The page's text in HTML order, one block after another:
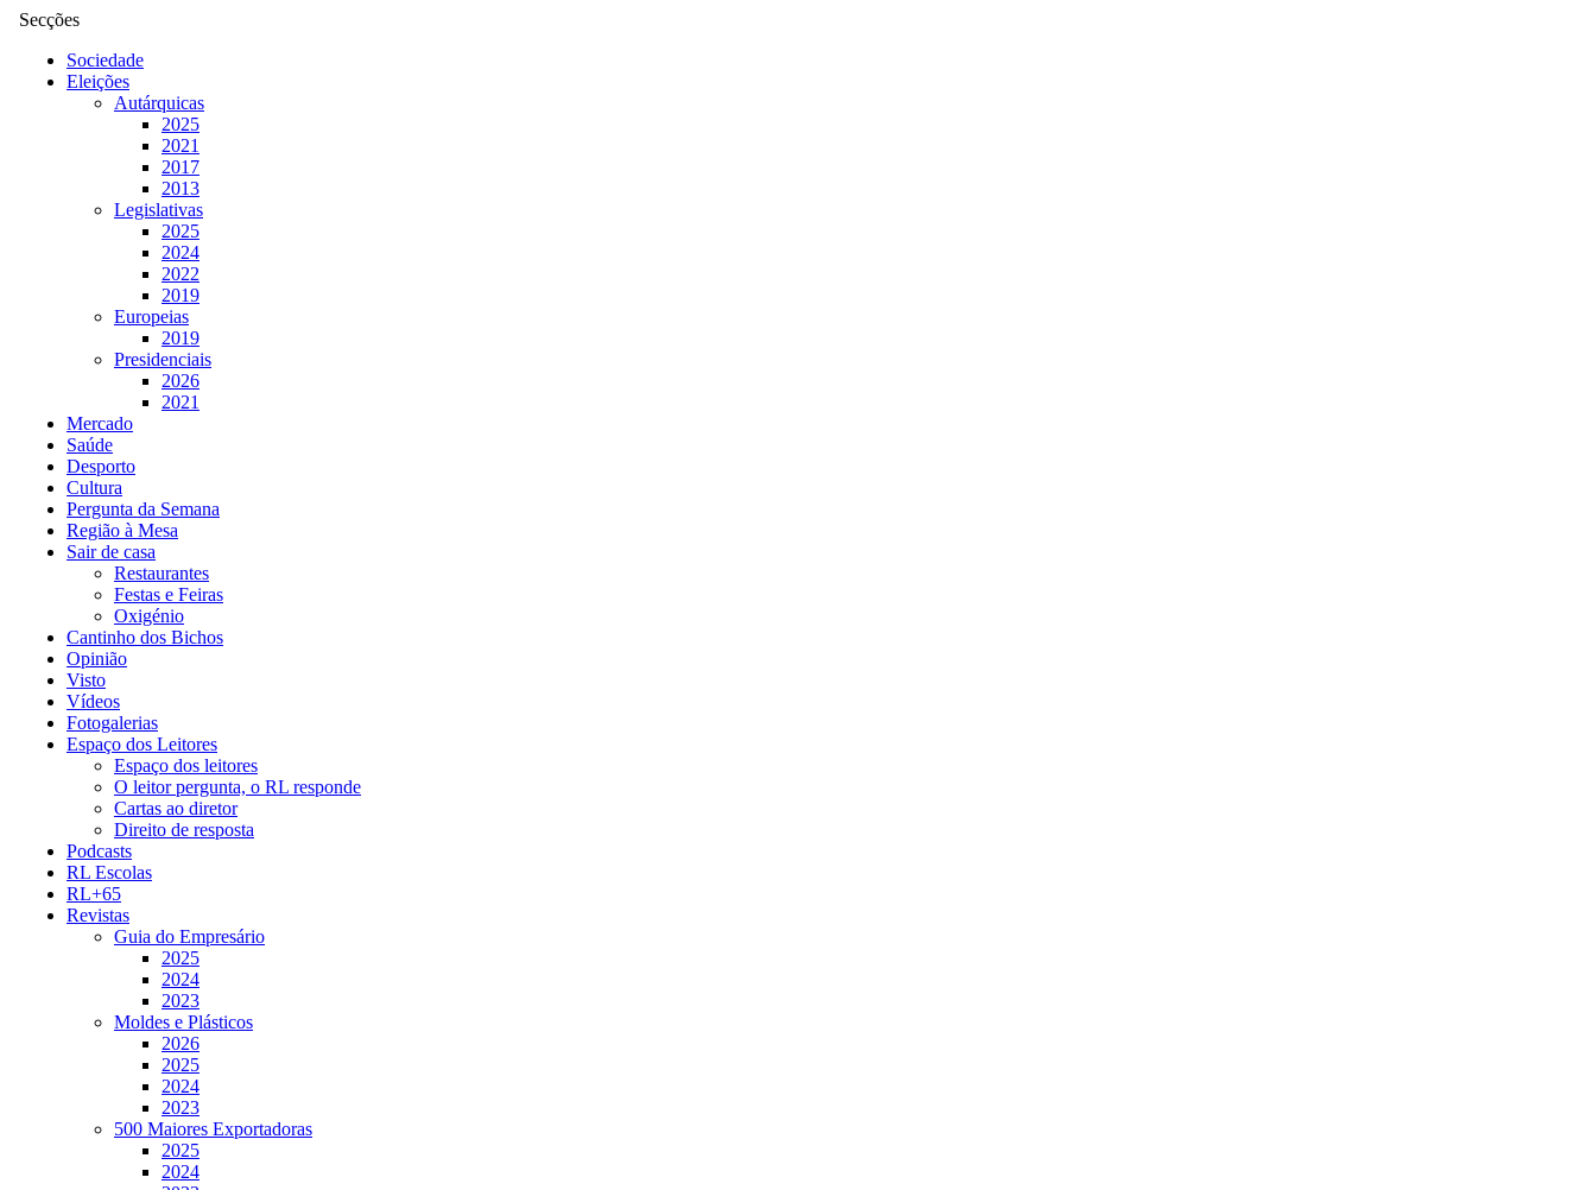
Secções
Sociedade
Eleições
Autárquicas
2025
2021
2017
2013
Legislativas
2025
2024
2022
2019
Europeias
2019
Presidenciais
2026
2021
Mercado
Saúde
Desporto
Cultura
Pergunta da Semana
Região à Mesa
Sair de casa
Restaurantes
Festas e Feiras
Oxigénio
Cantinho dos Bichos
Opinião
Visto
Vídeos
Fotogalerias
Espaço dos Leitores
Espaço dos leitores
O leitor pergunta, o RL responde
Cartas ao diretor
Direito de resposta
Podcasts
RL Escolas
RL+65
Revistas
Guia do Empresário
2025
2024
2023
Moldes e Plásticos
2026
2025
2024
2023
500 Maiores Exportadoras
2025
2024